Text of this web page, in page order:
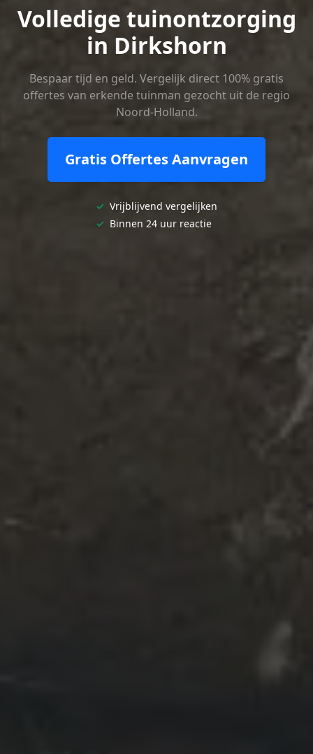
Volledige tuinontzorging
in Dirkshorn
Bespaar tijd en geld. Vergelijk direct 100% gratis
offertes van erkende tuinman gezocht uit de regio
Noord-Holland.
Gratis Offertes Aanvragen
✓ Vrijblijvend vergelijken
✓ Binnen 24 uur reactie